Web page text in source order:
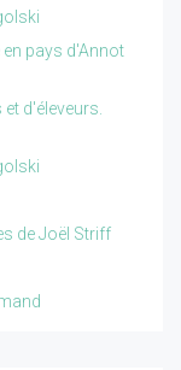
pays d'Annot
d'éleveurs.
de Joël Striff